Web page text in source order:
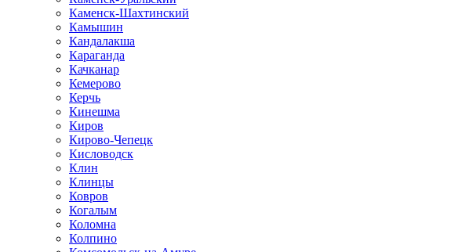
Каменск-Шахтинский
Камышин
Кандалакша
Караганда
Качканар
Кемерово
Керчь
Кинешма
Киров
Кирово-Чепецк
Кисловодск
Клин
Клинцы
Ковров
Когалым
Коломна
Колпино